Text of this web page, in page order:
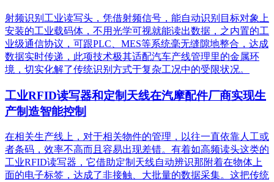
射频识别工业读写头，凭借射频信号，能自动识别目标对象上
安装的工业载码体，不用光学可视就能读出数据，之内置的工
业级通信协议，可跟PLC、MES等系统毫无缝隙地整合，达成
数据实时传递，此项技术极其适配汽车产线管理里的金属环
境，切实化解了传统识别方式于复杂工况中的受限状况。
工业RFID读写器和定制天线在汽摩配件厂商实现生
产制造智能控制
在相关生产线上，对于相关物件的管理，以往一直依靠人工或
者条码，效率不高而且容易出现差错。有着如高频读头这类的
工业RFID读写器，它借助定制天线自动辨识那附着在物体上
面的电子标签，达成了非接触、大批量的数据采集。这把传统